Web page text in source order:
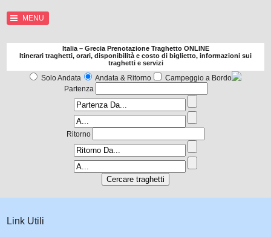
MENU
Italia – Grecia Prenotazione Traghetto ONLINE
Itinerari traghetti, orari, disponibilità e costo di biglietto, informazioni sui
traghetti e servizi
Solo Andata Andata & Ritorno
Campeggio a Bordo
Partenza
Ritorno
Link Utili